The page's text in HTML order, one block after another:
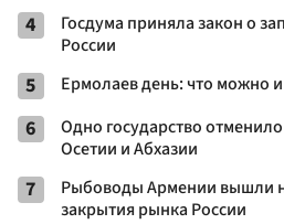
4
Госдума приняла закон о
России
5 Ермолаев день: что можно и
6
Одно государство
Осетии и Абхазии
7
Рыбоводы Армении вышли
закрытия рынка России